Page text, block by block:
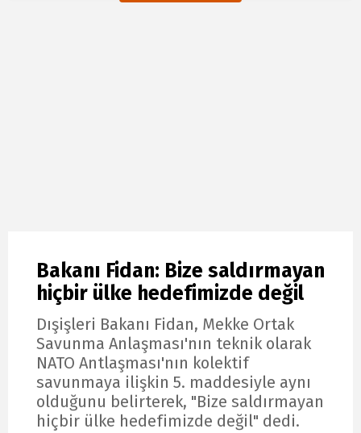
Bakanı Fidan: Bize saldırmayan
hiçbir ülke hedefimizde değil
Dışişleri Bakanı Fidan, Mekke Ortak
Savunma Anlaşması'nın teknik olarak
NATO Antlaşması'nın kolektif
savunmaya ilişkin 5. maddesiyle aynı
olduğunu belirterek, "Bize saldırmayan
hiçbir ülke hedefimizde değil" dedi.